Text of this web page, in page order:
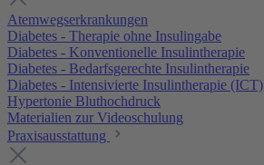
Atemwegserkrankungen
Diabetes - Therapie ohne Insulingabe
Diabetes - Konventionelle Insulintherapie
Diabetes - Bedarfsgerechte Insulintherapie
Diabetes - Intensivierte Insulintherapie (ICT)
Hypertonie Bluthochdruck
Materialien zur Videoschulung
Praxisausstattung